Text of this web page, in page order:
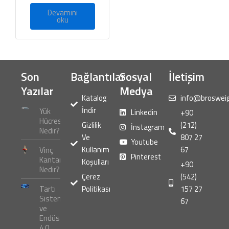
5
üzerinden
aldı
Devamını
oku
Son
Yazılar
Yük
Hücresi
Nedir?
Vinç
Kantarı
Nedir?
Tartı
Sistemleri
ve
Endüstri
Bağlantılar
Katalog
İndir
Gizlilik
Ve
Kullanım
Koşulları
Çerez
Politikası
Sosyal
Medya
Linkedin
İnstagram
Youtube
Pinterest
İletişim
+90
(212)
807 27
67
+90
(542)
157 27
67